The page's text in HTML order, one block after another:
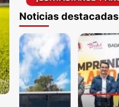
Noticias destacadas